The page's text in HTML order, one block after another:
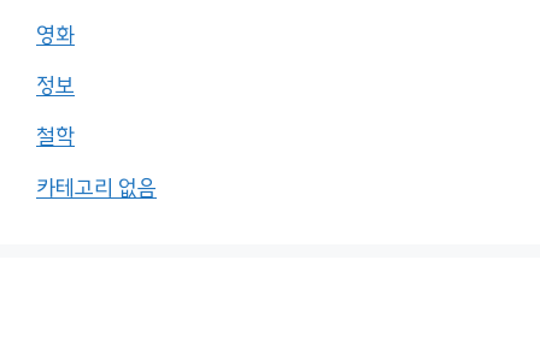
영화
정보
철학
카테고리 없음